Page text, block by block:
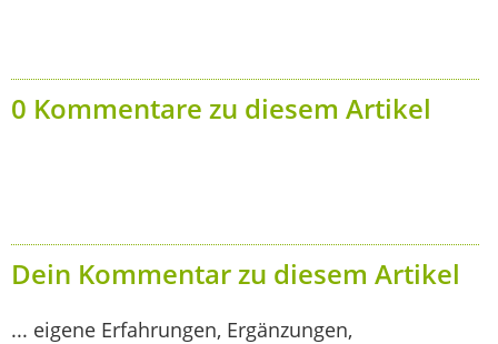
0 Kommentare zu diesem Artikel
Dein Kommentar zu diesem Artikel
... eigene Erfahrungen, Ergänzungen,